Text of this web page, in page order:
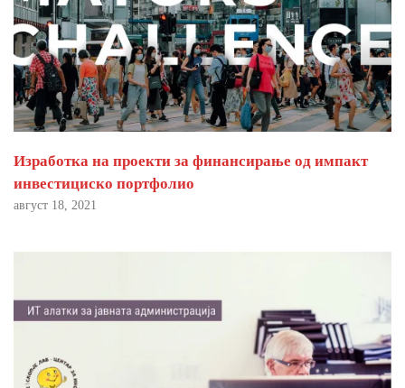
Изработка на проекти за финансирање од импакт
инвестициско портфолио
август 18, 2021